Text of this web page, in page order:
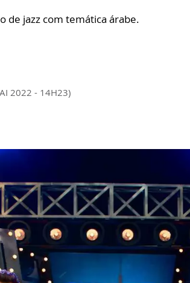
de jazz com temática árabe.
2022 - 14H23)